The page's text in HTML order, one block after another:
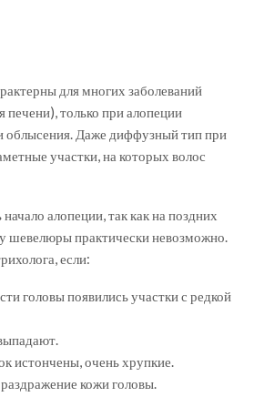
для многих заболеваний
только при алопеции
облысения. Даже диффузный тип при
участки, на которых волос
алопеции, так как на поздних
шевелюры практически невозможно.
если:
головы появились участки с редкой
истончены, очень хрупкие.
кожи головы.